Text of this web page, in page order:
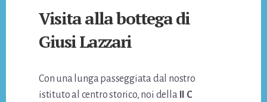
Visita alla bottega di
Giusi Lazzari
Con una lunga passeggiata dal nostro
istituto al centro storico, noi della
II C